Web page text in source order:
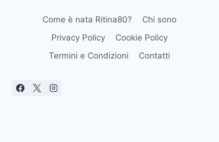
Come è nata Ritina80?
Chi sono
Privacy Policy
Cookie Policy
Termini e Condizioni
Contatti